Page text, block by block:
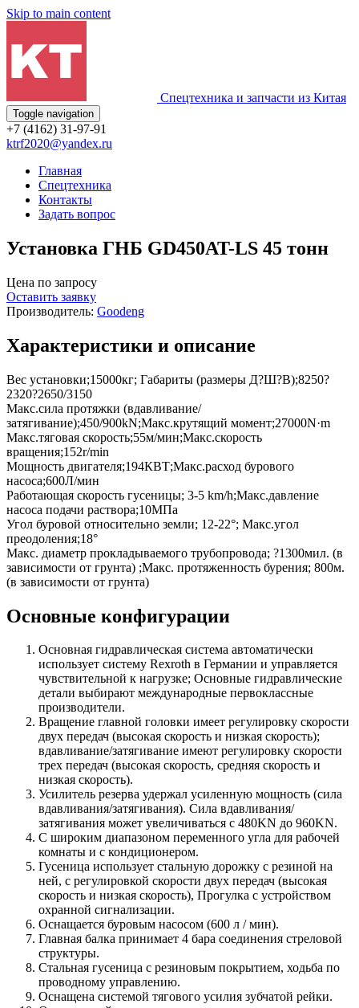
Skip to main content
Спецтехника и запчасти из Китая
Toggle navigation
+7 (4162) 31-97-91
ktrf2020@yandex.ru
Главная
Спецтехника
Контакты
Задать вопрос
Установка ГНБ GD450AT-LS 45 тонн
Цена по запросу
Оставить заявку
Производитель: Goodeng
Характеристики и описание
Вес установки;15000кг; Габариты (размеры Д?Ш?В);8250?
2320?2650/3150
Макc.сила протяжки (вдавливание/
затягивание);450/900kN;Макс.крутящий момент;27000N·m
Макc.тяговая скорость;55м/мин;Макс.скорость
вращения;152r/min
Мощность двигателя;194КВТ;Макс.расход бурового
насоса;600Л/мин
Работающая скорость гусеницы; 3-5 km/h;Макс.давление
насоса подачи раствора;10МПа
Угол буровой относительно земли; 12-22°; Макс.угол
преодоления;18°
Макс. диаметр прокладываемого трубопровода; ?1300мил. (в
зависимости от грунта) ;Макс. протяженность бурения; 800м.
(в зависимости от грунта)
Основные конфигурации
Основная гидравлическая система автоматически
использует систему Rexroth в Германии и управляется
чувствительной к нагрузке; Основные гидравлические
детали выбирают международные первоклассные
производители.
Вращение главной головки имеет регулировку скорости
двух передач (высокая скорость и низкая скорость);
вдавливание/затягивание имеют регулировку скорости
трех передач (высокая скорость, средняя скорость и
низкая скорость).
Усилитель резерва удержал усиленную мощность (сила
вдавливания/затягивания). Сила вдавливания/
затягивания может увеличиваться с 480KN до 960KN.
С широким диапазоном переменного угла для рабочей
комнаты и с кондиционером.
Гусеница использует стальную дорожку с резиной на
ней, с регулировкой скорости двух передач (высокая
скорость и низкая скорость), Прогулка с устройством
охранной сигнализации.
Оснащается буровым насосом (600 л / мин).
Главная балка принимает 4 бара соединения стреловой
структуры.
Стальная гусеница с резиновым покрытием, ходьба по
проводному управлению.
Оснащена системой тягового усилия зубчатой рейки.